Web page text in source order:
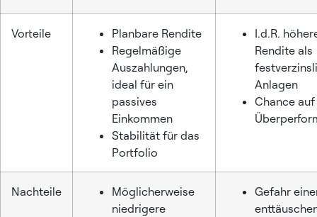
Vorteile
Planbare Rendite
Regelmäßige
Auszahlungen,
ideal für ein
passives
Einkommen
Stabilität für das
Portfolio
I.d.R.
Rendite als
Anlagen
Chance auf
Nachteile
Möglicherweise
niedrigere
Gefahr